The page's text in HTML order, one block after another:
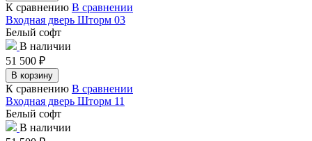
К сравнению В сравнении
Входная дверь Шторм 03
Белый софт
В наличии
51 500 ₽
В корзину
К сравнению В сравнении
Входная дверь Шторм 11
Белый софт
В наличии